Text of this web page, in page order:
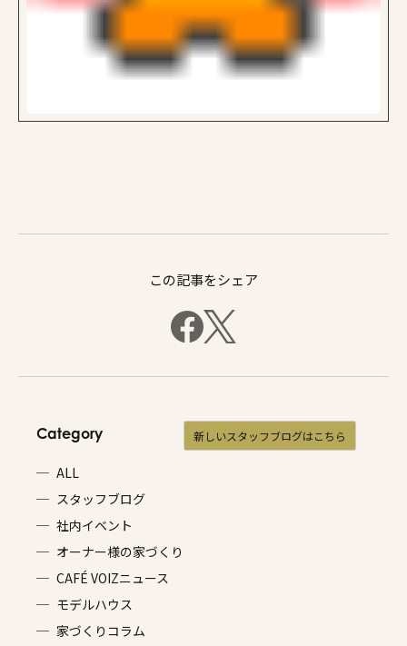
この記事をシェア
Category
ALL
スタッフブログ
社内イベント
オーナー様の家づくり
CAFÉ VOIZニュース
モデルハウス
家づくりコラム
新しいスタッフブログはこちら